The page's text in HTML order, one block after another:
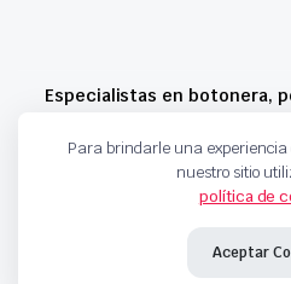
Especialistas en botonera,
Copyright 2024 © Motorche Autoparts.
Para brindarle una
nuestro sitio
política de
Aceptar